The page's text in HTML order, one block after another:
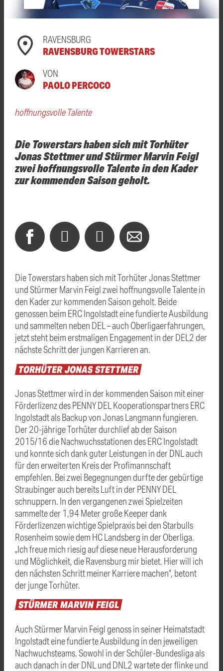
RAVENSBURG
RAVENSBURG TOWERSTARS
VON
PAOLO PERCOCO
hoffnungsvolle Talente
Die Towerstars haben sich mit Torhüter
Jonas Stettmer und Stürmer Marvin Feigl
zwei hoffnungsvolle Talente in den Kader
zur kommenden Saison geholt.
Die Towerstars haben sich mit Torhüter Jonas Stettmer
und Stürmer Marvin Feigl zwei hoffnungsvolle Talente in
den Kader zur kommenden Saison geholt. Beide
genossen beim ERC Ingolstadt eine fundierte Ausbildung
und sammelten neben DEL – auch Oberligaerfahrungen,
jetzt steht beim erstmaligen Engagement in der DEL2 der
nächste Schritt der jungen Karrieren an.
TORHÜTERJONASSTETTMER
Jonas Stettmer wird in der kommenden Saison mit einer
Förderlizenz des PENNY DEL Kooperationspartners ERC
Ingolstadt als Backup von Jonas Langmann fungieren.
Der 20-jährige Torhüter durchlief ab der Saison
2015/16 die Nachwuchsstationen des ERC Ingolstadt
und konnte sich dank guter Leistungen in der DNL auch
für den erweiterten Kreis der Profimannschaft
empfehlen. Bei zwei Begegnungen durfte der gebürtige
Straubinger auch bereits Luft in der PENNY DEL
schnuppern. In den vergangenen zwei Spielzeiten
sammelte der 1,94 Meter große Keeper dank
Förderlizenzen wichtige Spielpraxis bei den Starbulls
Rosenheim sowie dem HC Landsberg in der Oberliga.
„Ich freue mich riesig auf diese neue Herausforderung
und Möglichkeit, die Ravensburg mir bietet. Hier will ich
den nächsten Schritt meiner Karriere machen“, betont
der junge Torhüter.
STÜRMERMARVINFEIGL
Auch Stürmer Marvin Feigl genoss in seiner Heimatstadt
Ingolstadt eine fundierte Ausbildung in den jeweiligen
Nachwuchsteams. Sowohl in der Schüler-Bundesliga als
auch danach in der DNL und DNL2 wartete der flinke und